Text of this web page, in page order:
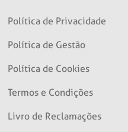
Política de Privacidade
Política de Gestão
Política de Cookies
Termos e Condições
Livro de Reclamações